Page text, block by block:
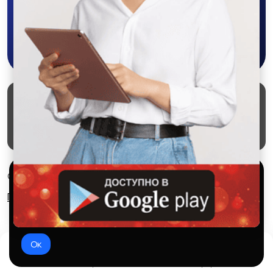
Скачать в Google Play
Маркеты Блог
О проекте
Служба поддержки
Удаление аккаунта
Партнерка
© 2026 SALEX МАРКЕТ
Правила сервиса
Конфиденциальность
Используем куки и рекомендательные
технологии
Это чтобы сайт работал лучше. Оставаясь с нами, вы
соглашаетесь на использование файлов куки.
Ок